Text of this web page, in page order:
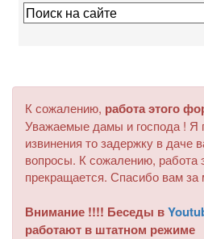
К сожалению, работа этого
Уважаемые дамы и господа ! Я
извинения то задержку в даче
вопросы. К сожалению, работа
прекращается. Спасибо вам за
Внимание !!!! Беседы в
работают в штатном режиме